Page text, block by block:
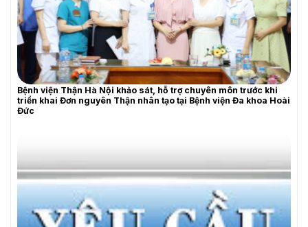
THƯ MỜI BÁO GIÁ
Bệnh viện Thận Hà Nội khảo sát, hỗ trợ chuyên môn trước khi
triển khai Đơn nguyên Thận nhân tạo tại Bệnh viện Đa khoa Hoài
Đức